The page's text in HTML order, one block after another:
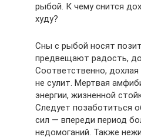
рыбой. К чему снится
худу?
Сны с рыбой носят
предвещают радость,
Соответственно,
не сулит. Мертвая
энергии, жизненной
Следует позаботиться
сил — впереди период
недомоганий. Также